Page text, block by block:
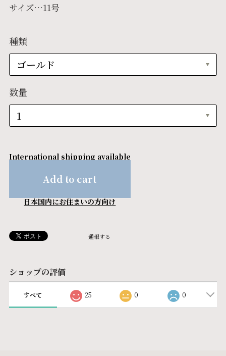
サイズ…11号
種類
数量
International shipping available
Add to cart
日本国内にお住まいの方向け
通報する
ショップの評価
すべて 25 0 0